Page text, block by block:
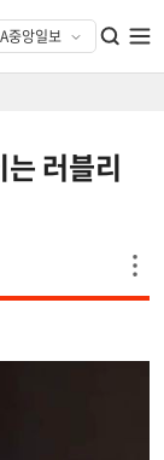
러블리